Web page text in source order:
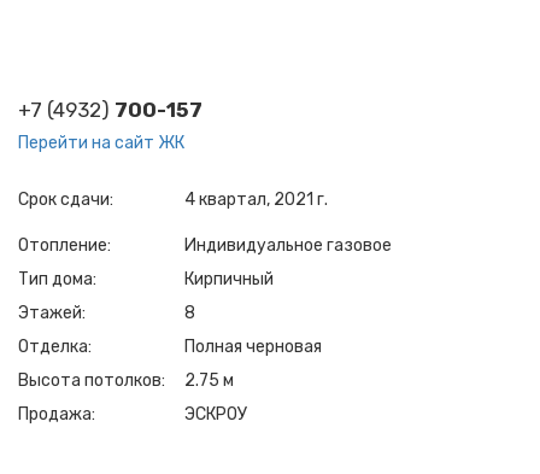
+7 (4932) 700-157
Перейти на сайт ЖК
Срок сдачи 4 квартал, 2021 г.
Отопление
Индивидуальное газовое
Тип дома
Кирпичный
Этажей
8
Отделка
Полная черновая
Высота потолков
2.75 м
Продажа
ЭСКРОУ